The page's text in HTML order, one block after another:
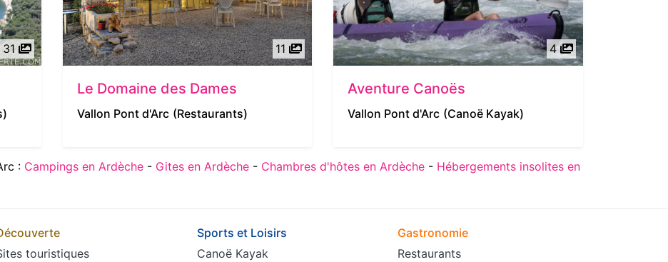
31 11
Le Domaine des Dames
Vallon Pont d'Arc (Restaurants)
4
Aventure Canoës
Vallon Pont d'Arc (Canoë Kayak)
: Campings en Ardèche - Gites en Ardèche - Chambres d'hôtes en Ardèche - Hébergements insolites en
touristiques
Sports et Loisirs
Canoë Kayak
Gastronomie
Restaurants